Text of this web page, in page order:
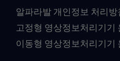
알파라발 개인정보 처리방
고정형 영상정보처리기기
이동형 영상정보처리기기